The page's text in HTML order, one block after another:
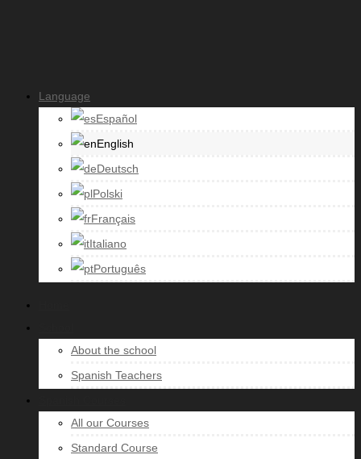
Language
Español
English
Deutsch
Polski
Français
Italiano
Português
About the school
Spanish Teachers
All our Courses
Standard Course